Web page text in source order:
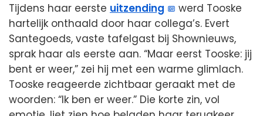
Tijdens haar eerste uitzending
werd Tooske
hartelijk onthaald door haar collega’s. Evert
Santegoeds, vaste tafelgast bij Shownieuws,
sprak haar als eerste aan. “Maar eerst Tooske: jij
bent er weer,” zei hij met een warme glimlach.
Tooske reageerde zichtbaar geraakt met de
woorden: “Ik ben er weer.” Die korte zin, vol